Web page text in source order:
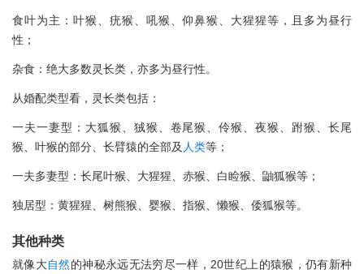
食叶为主：叶猴、疣猴、吼猴、仰鼻猴、大猩猩等，且多为昼行
性；
杂食：绝大多数灵长类，亦多为昼行性。
从婚配类型看，灵长类包括：
一夫一妻型：大狐猴、狨猴、卷尾猴、伶猴、夜猴、跗猴、长尾
猴、叶猴的部分、长臂猿的全部及 人类等；
一夫多妻型：长尾叶猴、大猩猩、赤猴、白睑猴、鼬狐猴等；
独居型：黄猩猩、树熊猴、婴猴、指猴、懒猴、倭狐猴等。
其他种类
就像大自然的神秘永远无法穷尽一样，20世纪上的猿猴，仍有新种